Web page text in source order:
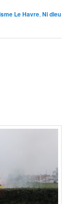
Le Havre,Ni dieu